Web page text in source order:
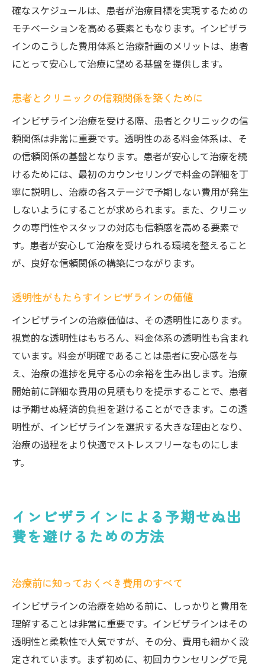
確なスケジュールは、患者が治療目標を実現するための
モチベーションを高める要素ともなります。インビザラ
インのこうした費用体系と治療計画のメリットは、患者
にとって安心して治療に望める基盤を提供します。
患者とクリニックの信頼関係を築くために
インビザライン治療を受ける際、患者とクリニックの信
頼関係は非常に重要です。透明性のある料金体系は、そ
の信頼関係の基盤となります。患者が安心して治療を続
けるためには、最初のカウンセリングで料金の詳細を丁
寧に説明し、治療の各ステージで予期しない費用が発生
しないようにすることが求められます。また、クリニッ
クの専門性やスタッフの対応も信頼感を高める要素で
す。患者が安心して治療を受けられる環境を整えること
が、良好な信頼関係の構築につながります。
透明性がもたらすインビザラインの価値
インビザラインの治療価値は、その透明性にあります。
視覚的な透明性はもちろん、料金体系の透明性も含まれ
ています。料金が明確であることは患者に安心感を与
え、治療の進捗を見守る心の余裕を生み出します。治療
開始前に詳細な費用の見積もりを提示することで、患者
は予期せぬ経済的負担を避けることができます。この透
明性が、インビザラインを選択する大きな理由となり、
治療の過程をより快適でストレスフリーなものにしま
す。
インビザラインによる予期せぬ出
費を避けるための方法
治療前に知っておくべき費用のすべて
インビザラインの治療を始める前に、しっかりと費用を
理解することは非常に重要です。インビザラインはその
透明性と柔軟性で人気ですが、その分、費用も細かく設
定されています。まず初めに、初回カウンセリングで見